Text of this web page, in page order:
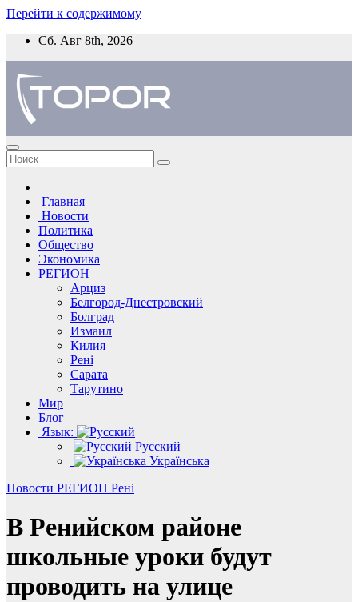
Перейти к содержимому
Сб. Авг 8th, 2026
Главная
Новости
Политика
Общество
Экономика
РЕГИОН
Арциз
Белгород-Днестровский
Болград
Измаил
Килия
Рені
Сарата
Тарутино
Мир
Блог
Язык:
Русский
Українська
Новости РЕГИОН Рені
В Ренийском районе
школьные уроки будут
проводить на улице